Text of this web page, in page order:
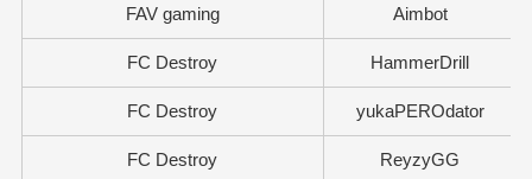
FAV gaming Aimbot
FC Destroy HammerDrill
FC Destroy yukaPEROdator
FC Destroy ReyzyGG